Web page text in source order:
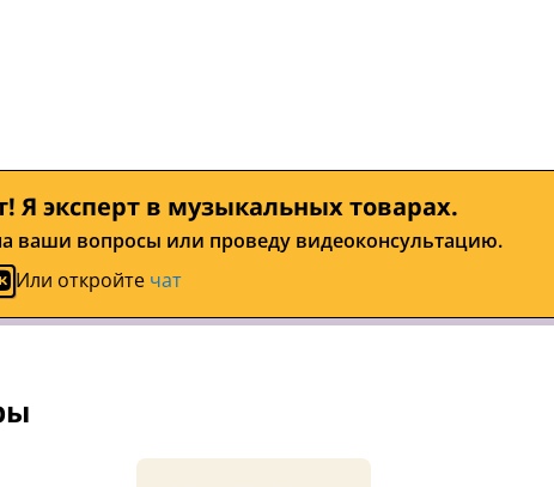
Я эксперт в музыкальных товарах.
ваши вопросы или проведу видеоконсультацию.
Или откройте чат